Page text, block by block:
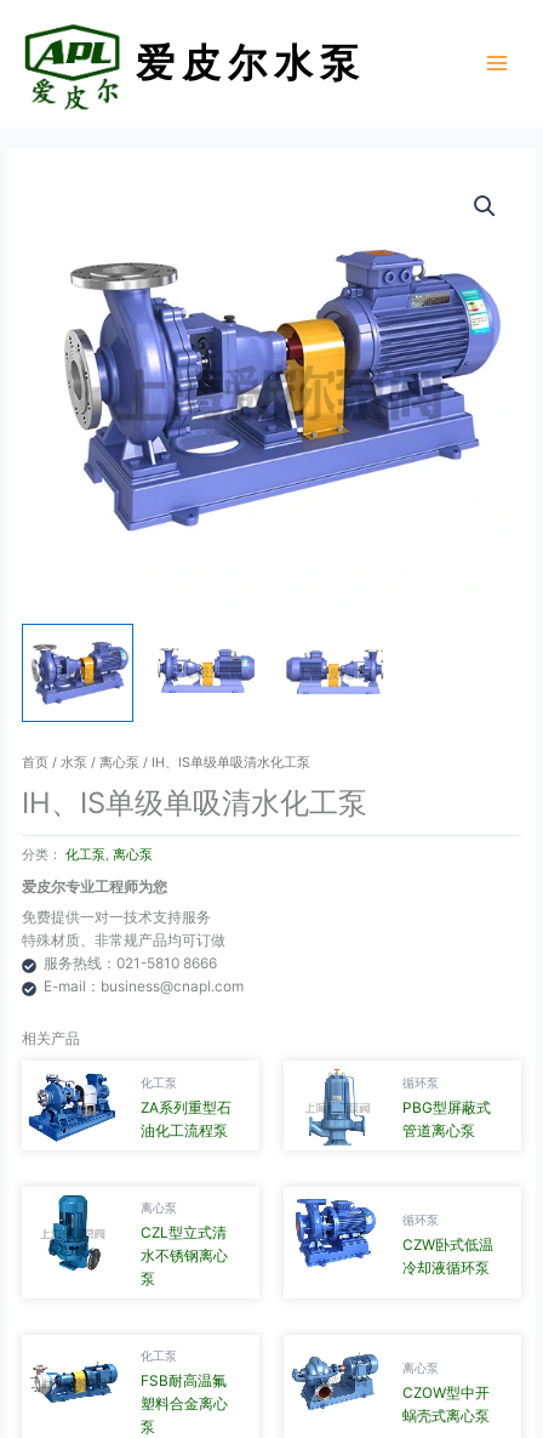
爱皮尔水泵
首页 / 水泵 /离心泵 / IH、IS单级单吸清水化工泵
IH、IS单级单吸清水化工泵
分类：化工泵,离心泵
爱皮尔专业工程师为您
免费提供一对一技术支持服务
特殊材质、非常规产品均可订做
服务热线：021-5810 8666
E-mail：business@cnapl.com
相关产品
化工泵
ZA系列重型石
油化工流程泵
循环泵
PBG型屏蔽式
管道离心泵
离心泵
CZL型立式清
水不锈钢离心
泵
循环泵
CZW卧式低温
冷却液循环泵
化工泵
FSB耐高温氟
塑料合金离心
泵
离心泵
CZOW型中开
蜗壳式离心泵